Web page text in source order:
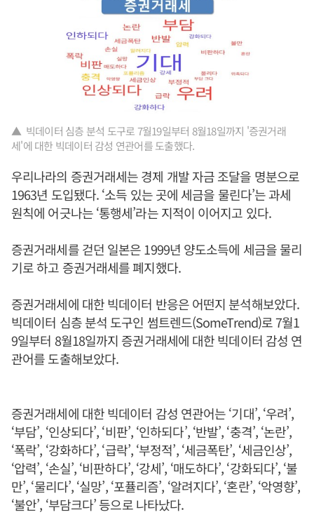
▲ 빅데이터 심층 분석 도구로 7월19일부터 8월18일까지 '증권거래
세'에 대한 빅데이터 감성 연관어를 도출했다.
우리나라의 증권거래세는 경제 개발 자금 조달을 명분으로
1963년 도입됐다. ‘소득 있는 곳에 세금을 물린다’는 과세
원칙에 어긋나는 ‘통행세’라는 지적이 이어지고 있다.
증권거래세를 걷던 일본은 1999년 양도소득에 세금을 물리
기로 하고 증권거래세를 폐지했다.
증권거래세에 대한 빅데이터 반응은 어떤지 분석해보았다.
빅데이터 심층 분석 도구인 썸트렌드(SomeTrend)로 7월1
9일부터 8월18일까지 증권거래세에 대한 빅데이터 감성 연
관어를 도출해보았다.
증권거래세에 대한 빅데이터 감성 연관어는 ‘기대’, ‘우려’,
‘부담’, ‘인상되다’, ‘비판’, ‘인하되다’, ‘반발’, ‘충격’, ‘논란’,
‘폭락’, ‘강화하다’, ‘급락’, ‘부정적’, ‘세금폭탄’, ‘세금인상’,
‘압력’, ‘손실’, ‘비판하다’, ‘강세’, ‘매도하다’, ‘강화되다’, ‘불
만’, ‘물리다’, ‘실망’, ‘포퓰리즘’, ‘알려지다’, ‘혼란’, ‘악영향’,
‘불안’, ‘부담크다’ 등으로 나타났다.